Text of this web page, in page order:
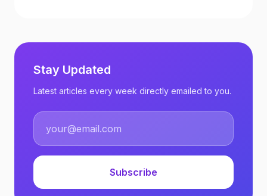
Stay Updated
Latest articles every week directly emailed to you.
Subscribe